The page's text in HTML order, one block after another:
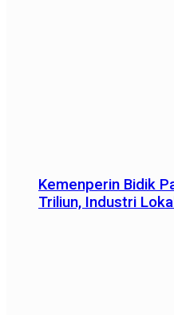
Kemenperin Bidik
Triliun, Industri